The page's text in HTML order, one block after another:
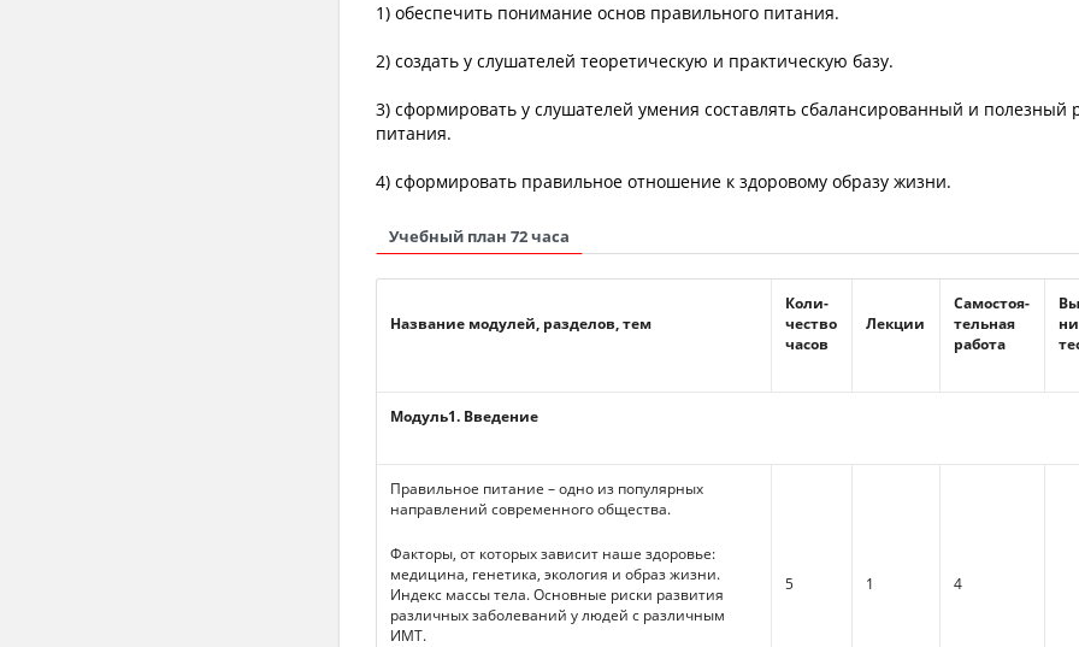
1) обеспечить понимание основ правильного питания.
2) создать у слушателей теоретическую и практическую базу.
3) сформировать у слушателей умения составлять сбалансированный и полезный
питания.
4) сформировать правильное отношение к здоровому образу жизни.
Учебный план 72 часа
Название модулей, разделов, тем
Коли-
чество
часов
Лекции
Самостоя-
тельная
работа
Модуль1. Введение
Правильное питание – одно из популярных
направлений современного общества.
Факторы, от которых зависит наше здоровье:
медицина, генетика, экология и образ жизни.
Индекс массы тела. Основные риски развития
различных заболеваний у людей с различным
ИМТ.
5 1 4